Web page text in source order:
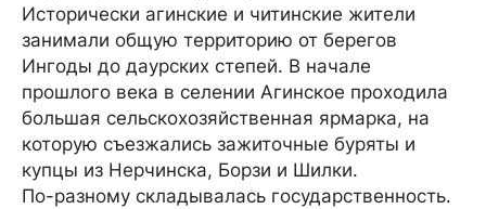
Исторически агинские и читинские жители
занимали общую территорию от берегов
Ингоды до даурских степей. В начале
прошлого века в селении Агинское проходила
большая сельскохозяйственная ярмарка, на
которую съезжались зажиточные буряты и
купцы из Нерчинска, Борзи и Шилки.
По-разному складывалась государственность.